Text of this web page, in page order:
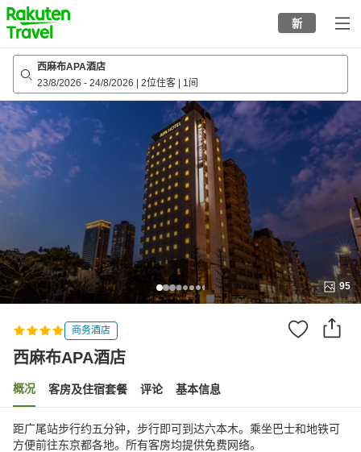
to
top
page
新
西麻布APA酒店
23/8/2026 - 24/8/2026 2位住客 1间
95
商务酒店
西麻布APA酒店
概况 客房及住宿套餐 评论 基本信息
距广尾站步行约五分钟，步行即可到达六本木。乘坐巴士和地铁可
方便前往东京都各地。所有客房均提供免费网络。